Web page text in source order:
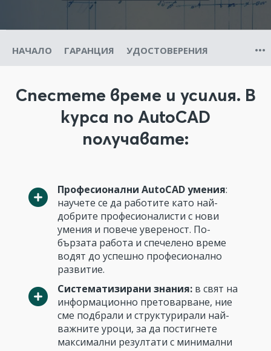
НАЧАЛО ГАРАНЦИЯ УДОСТОВЕРЕНИЯ
Спестете време и усилия. В
курса по AutoCAD
получавате:
Професионални AutoCAD умения:
научете се да работите като най-
добрите професионалисти с нови
умения и повече увереност. По-
бързата работа и спечелено време
водят до успешно професионално
развитие.
Систематизирани знания: в свят на
информационно претоварване, ние
сме подбрали и структурирали най-
важните уроци, за да постигнете
максимални резултати с минимални